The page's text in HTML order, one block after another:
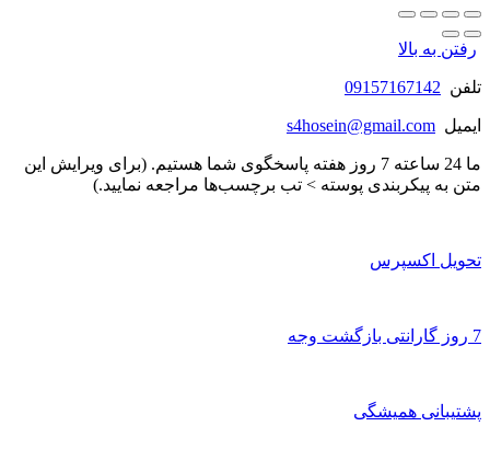
رفتن به بالا
تلفن 09157167142
ایمیل s4hosein@gmail.com
ما 24 ساعته 7 روز هفته پاسخگوی شما هستیم. (برای ویرایش این
متن به پیکربندی پوسته > تب برچسب‌ها مراجعه نمایید.)
تحویل اکسپرس
7 روز گارانتی بازگشت وجه
پشتیبانی همیشگی